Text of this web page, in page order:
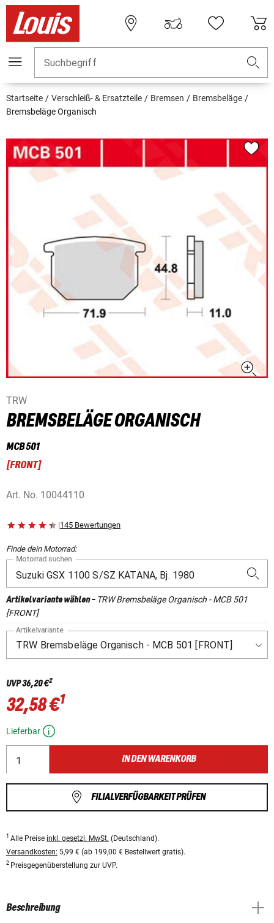
Suchbegriff
Startseite Verschleiß- & Ersatzteile Bremsen
Bremsbeläge
Bremsbeläge Organisch
TRW
BREMSBELÄGE ORGANISCH
MCB 501
[FRONT]
Art. No. 10044110
|145 Bewertungen
Finde dein Motorrad:
Motorrad suchen
Artikelvariante wählen- TRW Bremsbeläge Organisch - MCB 501
[FRONT]
Artikelvariante
UVP36,20 €2
32,58 €1
Lieferbar
IN DEN WARENKORB
FILIALVERFÜGBARKEIT PRÜFEN
1 Alle Preise inkl. gesetzl. MwSt. (Deutschland).
Versandkosten: 5,99 € (ab 199,00 € Bestellwert gratis).
2 Preisgegenüberstellung zur UVP.
Beschreibung